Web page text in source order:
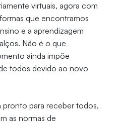
virtuais, agora com
que encontramos
e a aprendizagem
Não é o que
ainda impõe
todos devido ao novo
pronto para receber todos,
as normas de